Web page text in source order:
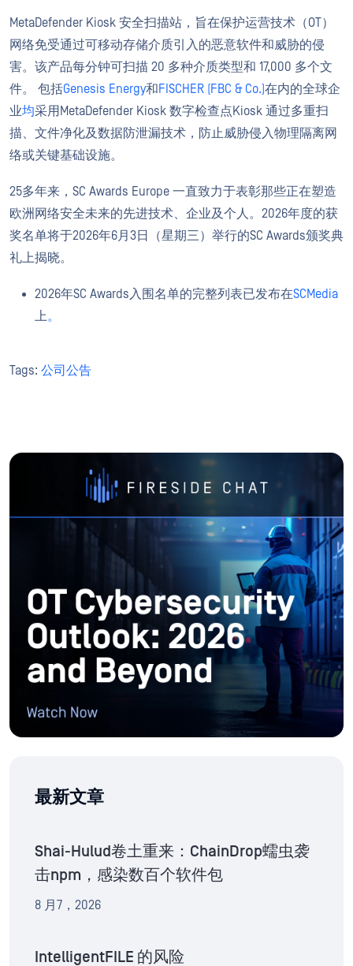
MetaDefender Kiosk 安全扫描站，旨在保护运营技术（OT）
网络免受通过可移动存储介质引入的恶意软件和威胁的侵
害。该产品每分钟可扫描 20 多种介质类型和 17,000 多个文
件。 包括Genesis Energy和FISCHER (FBC & Co.)在内的全球企
业均采用MetaDefender Kiosk 数字检查点Kiosk 通过多重扫
描、文件净化及数据防泄漏技术，防止威胁侵入物理隔离网
络或关键基础设施。
25多年来，SC Awards Europe 一直致力于表彰那些正在塑造
欧洲网络安全未来的先进技术、企业及个人。2026年度的获
奖名单将于2026年6月3日（星期三）举行的SC Awards颁奖典
礼上揭晓。
2026年SC Awards入围名单的完整列表已发布在SCMedia
上。
Tags: 公司公告
最新文章
Shai-Hulud卷土重来：ChainDrop蠕虫袭
击npm，感染数百个软件包
8 月7，2026
IntelligentFILE 的风险